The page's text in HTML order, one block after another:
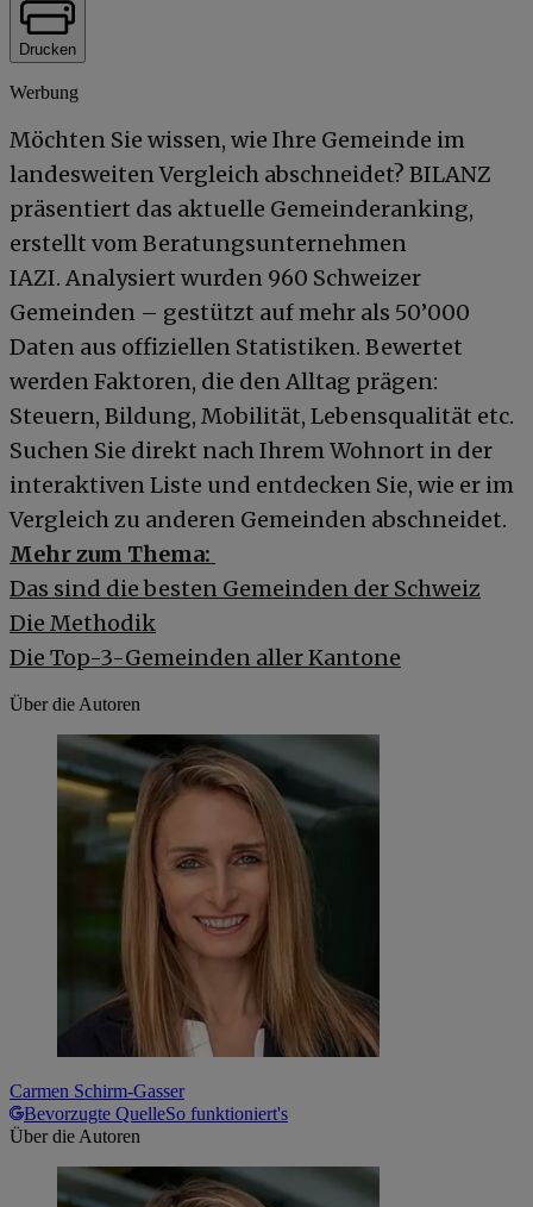
Drucken
Werbung
Möchten Sie wissen, wie Ihre Gemeinde im
landesweiten Vergleich abschneidet? BILANZ
präsentiert das aktuelle Gemeinderanking,
erstellt vom Beratungsunternehmen
IAZI. Analysiert wurden 960 Schweizer
Gemeinden – gestützt auf mehr als 50’000
Daten aus offiziellen Statistiken. Bewertet
werden Faktoren, die den Alltag prägen:
Steuern, Bildung, Mobilität, Lebensqualität etc.
Suchen Sie direkt nach Ihrem Wohnort in der
interaktiven Liste und entdecken Sie, wie er im
Vergleich zu anderen Gemeinden abschneidet.
Mehr zum Thema:
Das sind die besten Gemeinden der Schweiz
Die Methodik
Die Top-3-Gemeinden aller Kantone
Über die Autoren
Carmen Schirm-Gasser
Bevorzugte QuelleSo funktioniert's
Über die Autoren